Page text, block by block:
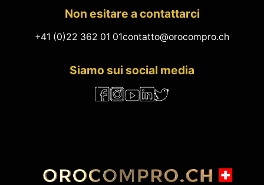
Non esitare a contattarci
+41 (0)22 362 01 01contatto@orocompro.ch
Siamo sui social media